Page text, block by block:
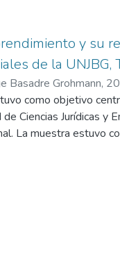
y su
de la UNJBG,
Basadre Grohmann,
como objetivo
Ciencias Jurídicas y
La muestra estuvo
Basadre